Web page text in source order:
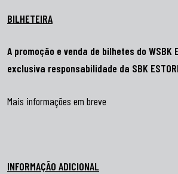
BILHETEIRA
A promoção e venda de bilhetes do WSBK
exclusiva responsabilidade da SBK
Mais informações em breve
INFORMAÇÃO ADICIONAL